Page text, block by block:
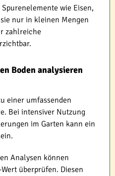
wie Eisen,
nur in kleinen Mengen
zahlreiche
Boden analysieren
einer umfassenden
Bei intensiver Nutzung
im Garten kann ein
Analysen können
überprüfen. Diesen